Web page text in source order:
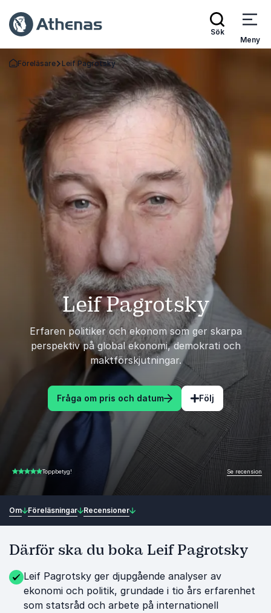
Sök
Meny
Gå tillbaka till startsidan
Föreläsare Leif Pagrotsky
Leif Pagrotsky
Erfaren politiker och ekonom som ger skarpa
perspektiv på global ekonomi, demokrati och
maktförskjutningar.
Fråga om pris och datum Följ
5.00 av 5 Toppbetyg! Se recension
Om Föreläsningar Recensioner
Därför ska du boka Leif Pagrotsky
Leif Pagrotsky ger djupgående analyser av
ekonomi och politik, grundade i tio års erfarenhet
som statsråd och arbete på internationell